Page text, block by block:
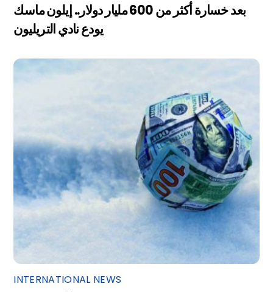
بعد خسارة أكثر من 600 مليار دولار.. إيلون ماسك
يودع نادي التريليون
INTERNATIONAL NEWS